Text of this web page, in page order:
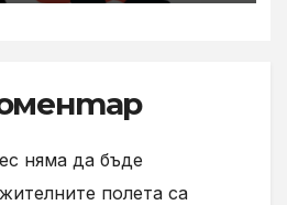
няма да бъде
полета са